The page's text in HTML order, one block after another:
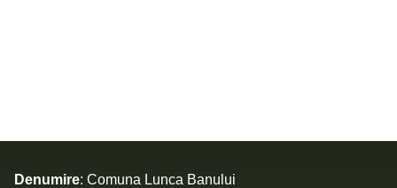
Denumire: Comuna Lunca Banului